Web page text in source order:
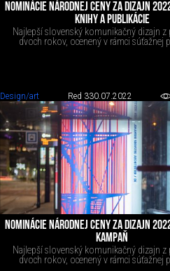
NOMINÁCIE NÁRODNEJ CENY ZA DIZAJN
KNIHY A PUBLIKÁCIE
Najlepší slovenský komunikačný dizajn z
dvoch rokov, ocenený v rámci súťažnej
Design/art Red 330.07.2022
NOMINÁCIE NÁRODNEJ CENY ZA DIZAJN
KAMPAŇ
Najlepší slovenský komunikačný dizajn z
dvoch rokov, ocenený v rámci súťažnej